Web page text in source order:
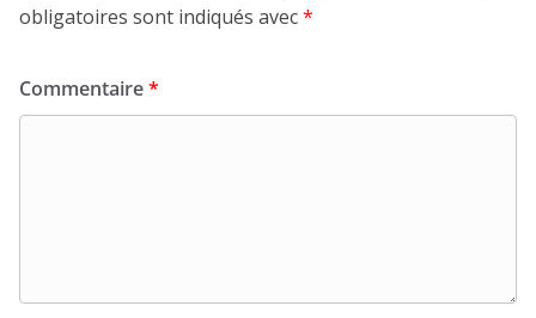
obligatoires sont indiqués avec*
Commentaire*